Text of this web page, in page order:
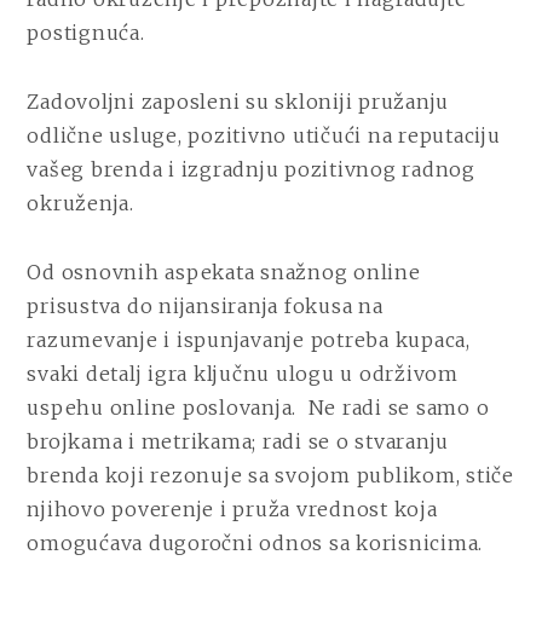
postignuća.
Zadovoljni zaposleni su skloniji pružanju
odlične usluge, pozitivno utičući na reputaciju
vašeg brenda i izgradnju pozitivnog radnog
okruženja.
Od osnovnih aspekata snažnog online
prisustva do nijansiranja fokusa na
razumevanje i ispunjavanje potreba kupaca,
svaki detalj igra ključnu ulogu u održivom
uspehu online poslovanja. Ne radi se samo o
brojkama i metrikama; radi se o stvaranju
brenda koji rezonuje sa svojom publikom, stiče
njihovo poverenje i pruža vrednost koja
omogućava dugoročni odnos sa korisnicima.